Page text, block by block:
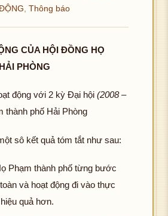
Thông báo
CỦA HỘI ĐỒNG HỌ
PHÒNG
động với 2 kỳ Đại hội(2008 –
thành phố Hải Phòng
sô kết quả tóm tắt như sau:
Phạm thành phố từng bước
và hoạt động đi vào thực
quả hơn.